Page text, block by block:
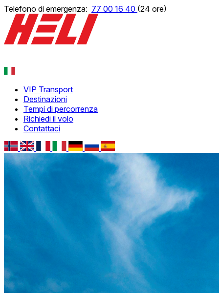
Telefono di emergenza: 77 00 16 40 (24 ore)
Norsk
English
Français
Deutsch
Русский
VIP Transport
Destinazioni
Tempi di percorrenza
Richiedi il volo
Contattaci